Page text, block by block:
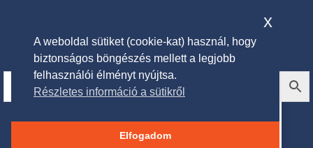
´HARRISON´ Munkanadrág
KHEKI
A weboldal sütiket (cookie-kat) használ, hogy
biztonságos böngészés mellett a legjobb
felhasználói élményt nyújtsa.
Részletes információ a sütikről
Elfogadom
x